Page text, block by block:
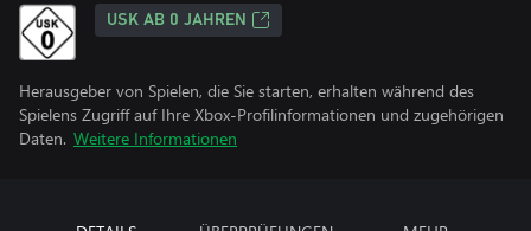
USK AB 0 JAHREN
Herausgeber von Spielen, die Sie starten, erhalten während des
Spielens Zugriff auf Ihre Xbox-Profilinformationen und zugehörigen
Daten. Weitere Informationen